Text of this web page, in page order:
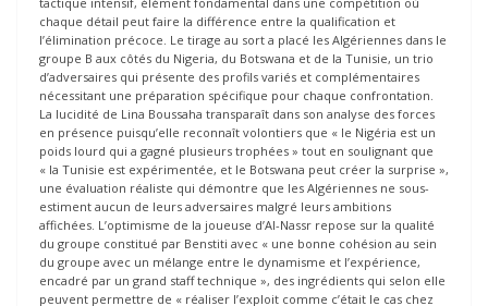
chaque détail peut faire la différence entre la qualification et
l’élimination précoce. Le tirage au sort a placé les Algériennes dans le
groupe B aux côtés du Nigeria, du Botswana et de la Tunisie, un trio
d’adversaires qui présente des profils variés et complémentaires
nécessitant une préparation spécifique pour chaque confrontation.
La lucidité de Lina Boussaha transparaît dans son analyse des forces
en présence puisqu’elle reconnaît volontiers que « le Nigéria est un
poids lourd qui a gagné plusieurs trophées » tout en soulignant que
« la Tunisie est expérimentée, et le Botswana peut créer la surprise »,
une évaluation réaliste qui démontre que les Algériennes ne sous-
estiment aucun de leurs adversaires malgré leurs ambitions
affichées. L’optimisme de la joueuse d’Al-Nassr repose sur la qualité
du groupe constitué par Benstiti avec « une bonne cohésion au sein
du groupe avec un mélange entre le dynamisme et l’expérience,
encadré par un grand staff technique », des ingrédients qui selon elle
peuvent permettre de « réaliser l’exploit comme c’était le cas chez